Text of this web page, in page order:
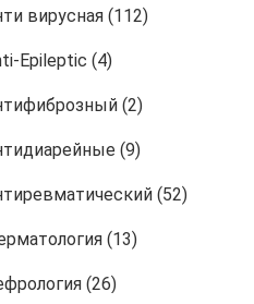
вирусная (112)
Epileptic (4)
(2)
(9)
(52)
(13)
(26)